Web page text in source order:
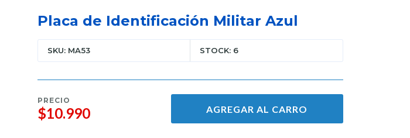
Placa de Identificación Militar Azul
SKU: MA53 STOCK: 6
PRECIO
$10.990 AGREGAR AL CARRO